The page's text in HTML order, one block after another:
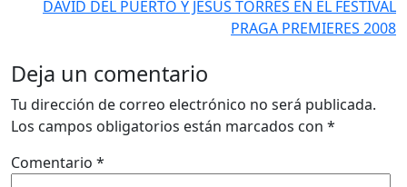
DAVID DEL PUERTO Y JESÚS TORRES EN EL FESTIVAL
PRAGA PREMIERES 2008
Deja un comentario
Tu dirección de correo electrónico no será publicada.
Los campos obligatorios están marcados con *
Comentario *